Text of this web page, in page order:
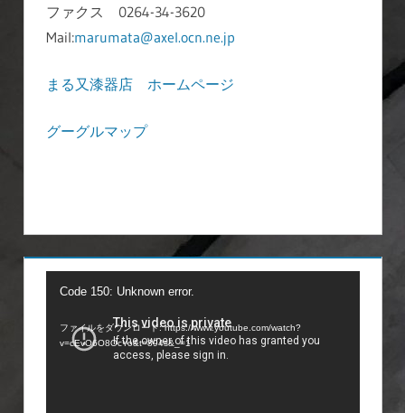
ファクス 0264-34-3620
Mail:marumata@axel.ocn.ne.jp
まる又漆器店 ホームページ
グーグルマップ
Code 150: Unknown error.
ファイルをダウンロード: https://www.youtube.com/watch?
v=cEvO6O8OcYo&t=894s&_=1